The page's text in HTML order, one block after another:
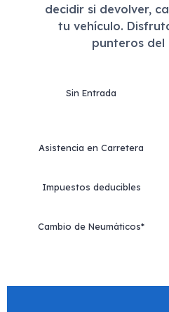
decidir si devolver,
tu vehículo.
punteros del
Sin Entrada
Asistencia en Carretera
Impuestos deducibles
Cambio de Neumáticos*